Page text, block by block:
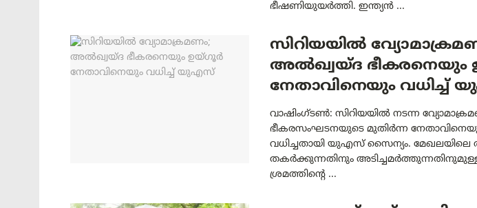
ഭീഷണിയുയർത്തി. ഇന്ത്യൻ ...
സിറിയയിൽ
അൽഖ്വയ്ദ ഭീകരനെയും
നേതാവിനെയും വധിച്ച്
വാഷിംഗ്ടൺ: സിറിയയിൽ നടന്ന
ഭീകരസംഘടനയുടെ മുതിർന്ന
വധിച്ചതായി യുഎസ് സൈന്യം. മേഖലയിലെ
തകർക്കുന്നതിനും
ശ്രമത്തിന്റെ ...